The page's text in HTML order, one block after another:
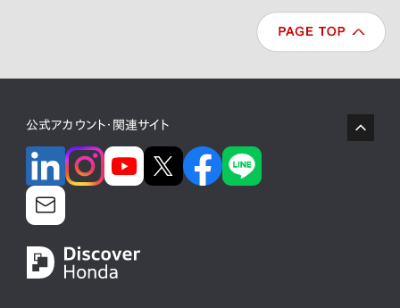
公式アカウント・関連サイト